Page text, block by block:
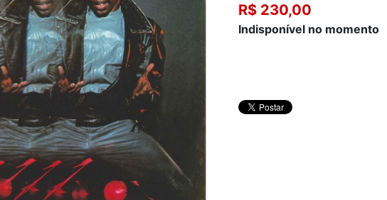
R$ 230,00
Indisponível no momento